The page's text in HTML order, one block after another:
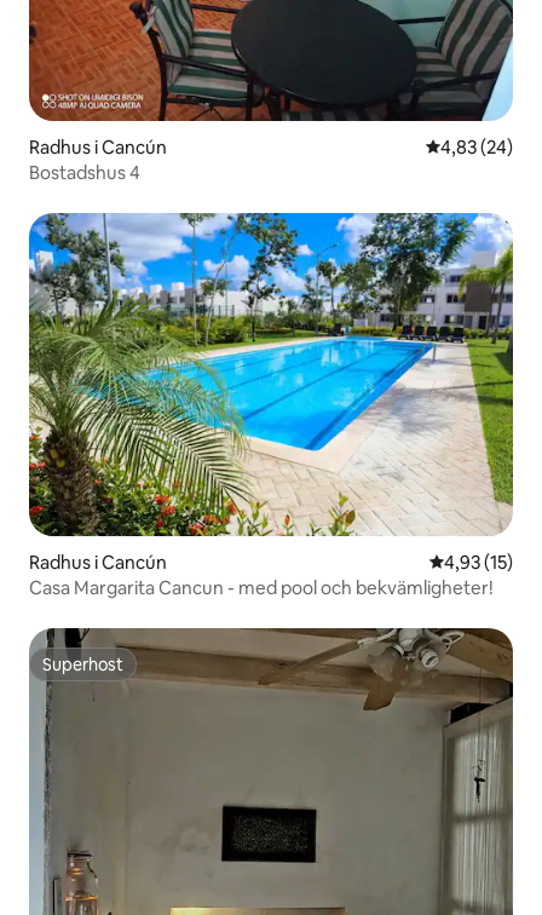
Radhus i Cancún 4,83 av 5 i
4,83 (24)
Bostadshus 4
Radhus i Cancún 4,93 av 5 i
4,93 (15)
Casa Margarita Cancun - med pool och bekvämligheter!
Superhost
Superhost